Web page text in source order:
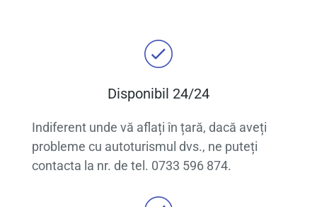
Disponibil 24/24
Indiferent unde vă aflați în țară, dacă aveți
contacta la nr. de tel. 0733 596 874.